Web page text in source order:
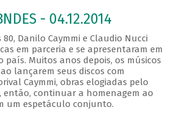
- 04.12.2014
Danilo Caymmi e Claudio Nucci
em parceria e se apresentaram em
país. Muitos anos depois, os músicos
lançarem seus discos com
Caymmi, obras elogiadas pelo
então, continuar a homenagem ao
um espetáculo conjunto.